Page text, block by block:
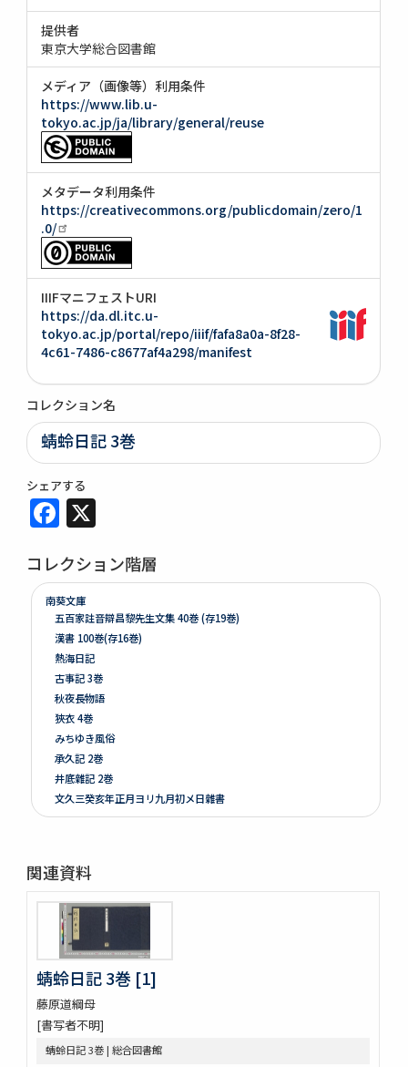
提供者
東京大学総合図書館
メディア（画像等）利用条件
https://www.lib.u-
tokyo.ac.jp/ja/library/general/reuse
メタデータ利用条件
https://creativecommons.org/publicdomain/zero/1
.0/
IIIFマニフェストURI
https://da.dl.itc.u-
tokyo.ac.jp/portal/repo/iiif/fafa8a0a-8f28-
4c61-7486-c8677af4a298/manifest
コレクション名
蜻蛉日記 3巻
シェアする
Facebook
コレクション階層
南葵文庫
五百家註音辯昌黎先生文集 40巻 (存19巻)
漢書 100巻(存16巻)
熱海日記
古事記 3巻
秋夜長物語
狹衣 4巻
みちゆき風俗
承久記 2巻
井底雜記 2巻
文久三癸亥年正月ヨリ九月初メ日雜書
遍照發揮性靈集 10巻
天地萬物造化論
新刻増校切用正音郷談雜字大全 2巻 (存1巻)
黍稷稲粱辧
松の落葉 (存4巻)
節用集 2巻
倭意三百首
字鏡集 20巻
愚管鈔 7巻
懐風藻
関連資料
蜻蛉日記 3巻 [1]
藤原道綱母
[書写者不明]
蜻蛉日記 3巻 | 総合図書館